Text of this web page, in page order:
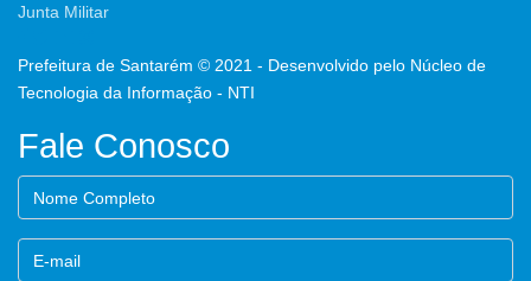
Junta Militar
Prefeitura de Santarém © 2021 - Desenvolvido pelo Núcleo de
Tecnologia da Informação - NTI
Fale Conosco